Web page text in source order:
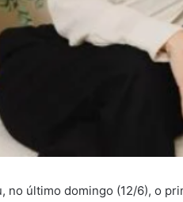
no último domingo (12/6), o